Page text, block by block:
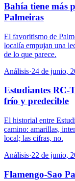
Bahía tiene más
Palmeiras
El favoritismo de
localía empujan una
de lo que parece.
Análisis·24 de junio,
Estudiantes RC-
frío y predecible
El historial entre
camino: amarillas,
local; las cifras, no.
Análisis·22 de junio,
Flamengo-Sao